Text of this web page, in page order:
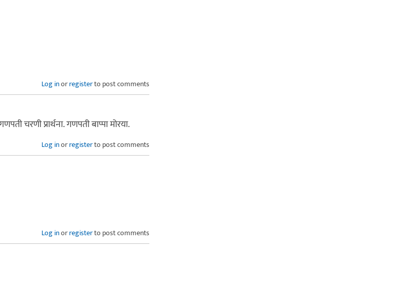
Log inorregisterto post comments
चरणी प्रार्थना. गणपती बाप्पा मोरया.
Log inorregisterto post comments
Log inorregisterto post comments